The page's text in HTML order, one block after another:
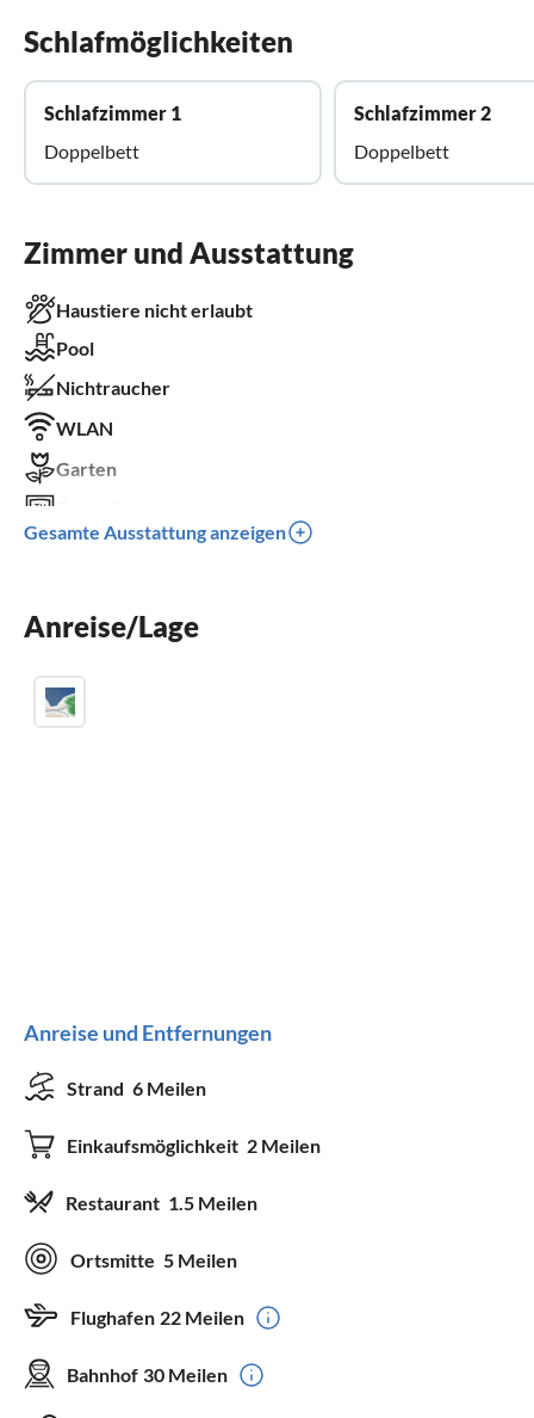
Schlafmöglichkeiten
Schlafzimmer 1
Doppelbett
Schlafzimmer 2
Doppelbett
Zimmer und Ausstattung
Haustiere nicht erlaubt
Pool
Nichtraucher
WLAN
Garten
Terrasse
Waschmaschine
Gesamte Ausstattung anzeigen
Anreise/Lage
Anreise und Entfernungen
Strand 6 Meilen
Einkaufsmöglichkeit 2 Meilen
Restaurant 1.5 Meilen
Ortsmitte 5 Meilen
Flughafen 22 Meilen
Bahnhof 30 Meilen